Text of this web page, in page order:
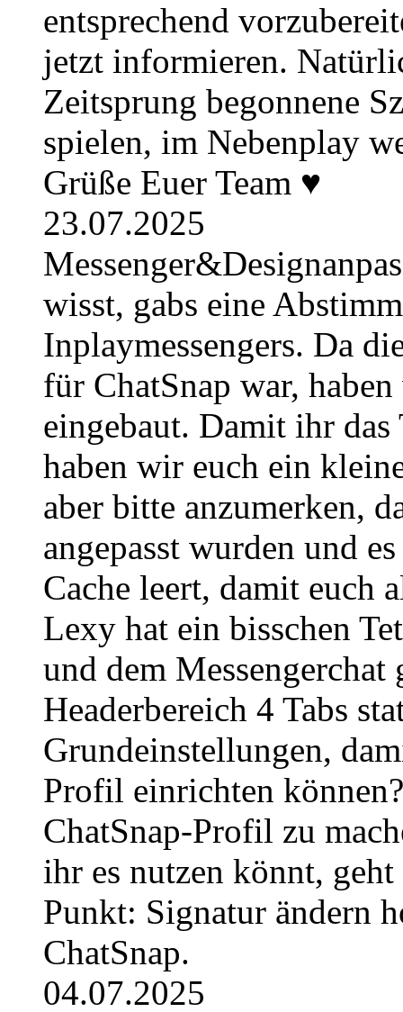
entsprechend
jetzt informieren.
Zeitsprung begonnene
spielen, im Nebenplay
Grüße Euer Team ♥
23.07.2025
wisst, gabs eine
Inplaymessengers. Da
für ChatSnap war,
eingebaut. Damit ihr
haben wir euch ein
aber bitte anzumerken,
angepasst wurden und
Cache leert, damit euch
Lexy hat ein bisschen
und dem
Headerbereich 4 Tabs
Grundeinstellungen,
Profil einrichten
ChatSnap-Profil zu
ihr es nutzen könnt,
Punkt: Signatur ändern
ChatSnap.
04.07.2025